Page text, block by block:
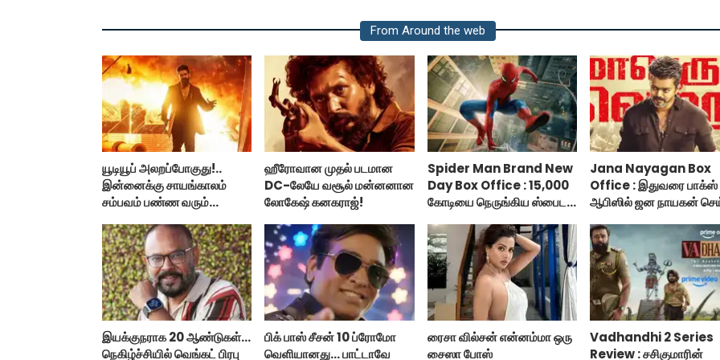
From Around the web
யூடியூப் அலறப்போகுது!..
இன்னைக்கு சாயங்காலம்
சம்பவம் பண்ண வரும்
ஹீரோவான முதல் படமான
DC-லேயே வசூல் மன்னனான
லோகேஷ் கனகராஜ்!
Spider Man Brand New
Day Box Office : 15,000
கோடியை நெருங்கிய ஸ்பைடர்
Jana Nayagan Box
Office : இதுவரை பாக்ஸ்
ஆபிஸில் ஜன நாயகன்
இயக்குநராக 20 ஆண்டுகள்...
நெகிழ்ச்சியில் வெங்கட் பிரபு
பிக் பாஸ் சீசன் 10 ப்ரோமோ
வெளியானது... பாட்டாவே
ரைசா வில்சன் என்னம்மா ஒரு
சைஸா போஸ்
Vadhandhi 2 Series
Review : சசிகுமாரின்